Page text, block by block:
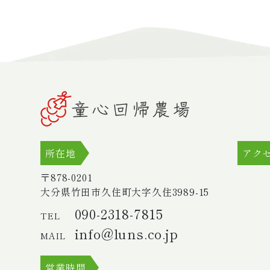
所在地
〒878-0201
大分県竹田市久住町大字久住3989-15
TEL 090-2318-7815
MAIL info@luns.co.jp
アク